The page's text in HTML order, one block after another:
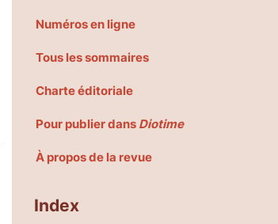
Numéros en ligne
Tous les sommaires
Charte éditoriale
Pour publier dans Diotime
À propos de la revue
Index